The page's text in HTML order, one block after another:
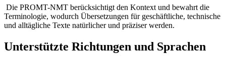
Die PROMT-NMT berücksichtigt den Kontext und bewahrt die
Terminologie, wodurch Übersetzungen für geschäftliche, technische
und alltägliche Texte natürlicher und präziser werden.
Unterstützte Richtungen und Sprachen